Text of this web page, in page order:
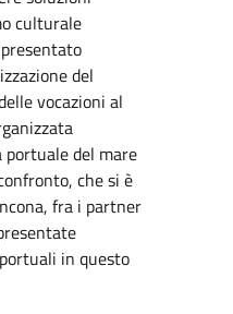
culturale
del
vocazioni al
portuale del mare
che si è
fra i partner
in questo